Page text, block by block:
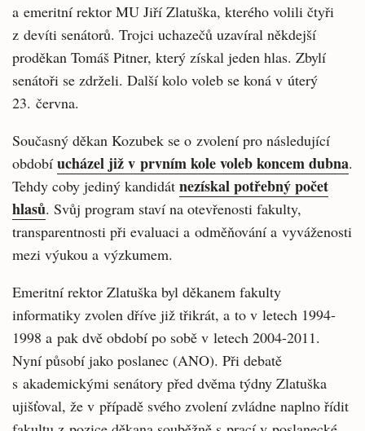
a emeritní rektor MU Jiří Zlatuška, kterého volili čtyři
z devíti senátorů. Trojci uchazečů uzavíral někdejší
proděkan Tomáš Pitner, který získal jeden hlas. Zbylí
senátoři se zdrželi. Další kolo voleb se koná v úterý
23. června.
Současný děkan Kozubek se o zvolení pro následující
období ucházel již v prvním kole voleb koncem dubna.
Tehdy coby jediný kandidát nezískal potřebný počet
hlasů. Svůj program staví na otevřenosti fakulty,
transparentnosti při evaluaci a odměňování a vyváženosti
mezi výukou a výzkumem.
Emeritní rektor Zlatuška byl děkanem fakulty
informatiky zvolen dříve již třikrát, a to v letech 1994-
1998 a pak dvě období po sobě v letech 2004-2011.
Nyní působí jako poslanec (ANO). Při debatě
s akademickými senátory před dvěma týdny Zlatuška
ujišťoval, že v případě svého zvolení zvládne naplno řídit